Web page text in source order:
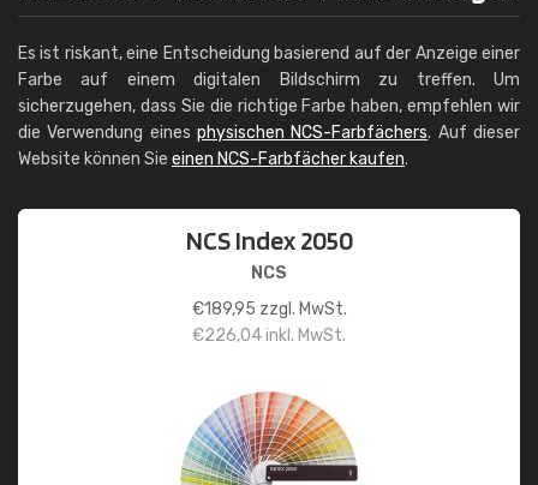
Es ist riskant, eine Entscheidung basierend auf der Anzeige einer
Farbe auf einem digitalen Bildschirm zu treffen. Um
sicherzugehen, dass Sie die richtige Farbe haben, empfehlen wir
die Verwendung eines physischen NCS-Farbfächers. Auf dieser
Website können Sie einen NCS-Farbfächer kaufen.
NCS Index 2050
NCS
€189,95 zzgl. MwSt.
€226,04inkl. MwSt.